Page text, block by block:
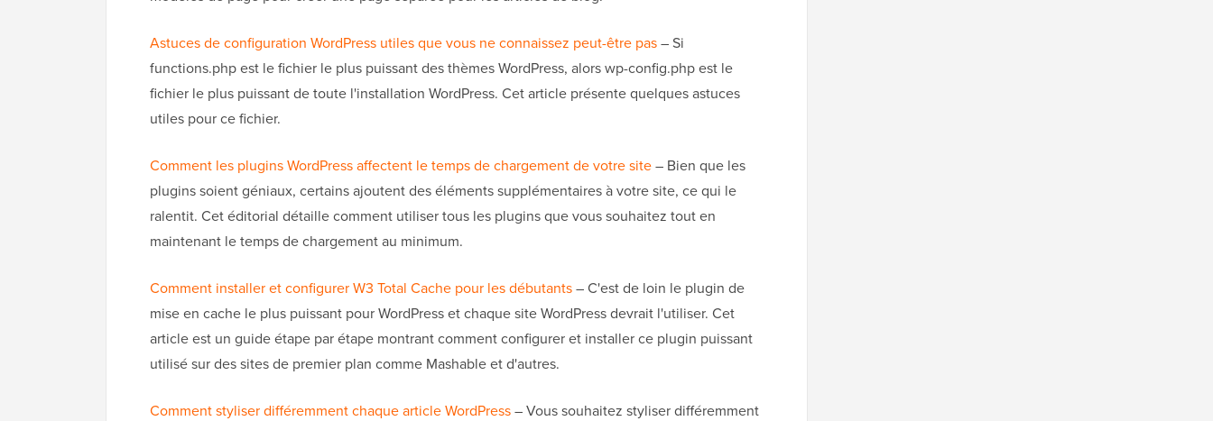
Astuces de configuration WordPress utiles que vous ne connaissez peut-être pas– Si
functions.php est le fichier le plus puissant des thèmes WordPress, alors wp-config.php est le
fichier le plus puissant de toute l'installation WordPress. Cet article présente quelques astuces
utiles pour ce fichier.
Comment les plugins WordPress affectent le temps de chargement de votre site– Bien que les
plugins soient géniaux, certains ajoutent des éléments supplémentaires à votre site, ce qui le
ralentit. Cet éditorial détaille comment utiliser tous les plugins que vous souhaitez tout en
maintenant le temps de chargement au minimum.
Comment installer et configurer W3 Total Cache pour les débutants– C'est de loin le plugin de
mise en cache le plus puissant pour WordPress et chaque site WordPress devrait l'utiliser. Cet
article est un guide étape par étape montrant comment configurer et installer ce plugin puissant
utilisé sur des sites de premier plan comme Mashable et d'autres.
Comment styliser différemment chaque article WordPress– Vous souhaitez styliser différemment